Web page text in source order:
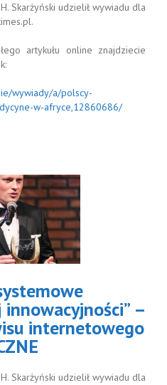
Skarżyński udzielił wywiadu dla
artykułu online znajdziecie
wywiady/a/polscy-
w-afryce,12860686/
–
internetowego
Skarżyński udzielił wywiadu dla